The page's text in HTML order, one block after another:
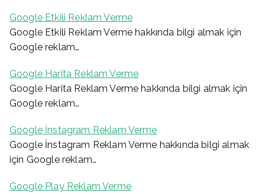
Google Etkili Reklam Verme
Google Etkili Reklam Verme hakkında bilgi almak için
Google reklam…
Google Harita Reklam Verme
Google Harita Reklam Verme hakkında bilgi almak için
Google reklam…
Google İnstagram Reklam Verme
Google İnstagram Reklam Verme hakkında bilgi almak
için Google reklam…
Google Play Reklam Verme